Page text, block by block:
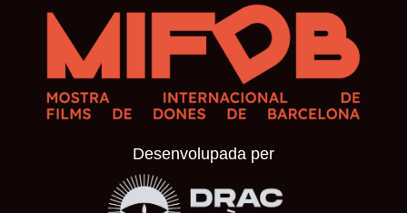
Desenvolupada per